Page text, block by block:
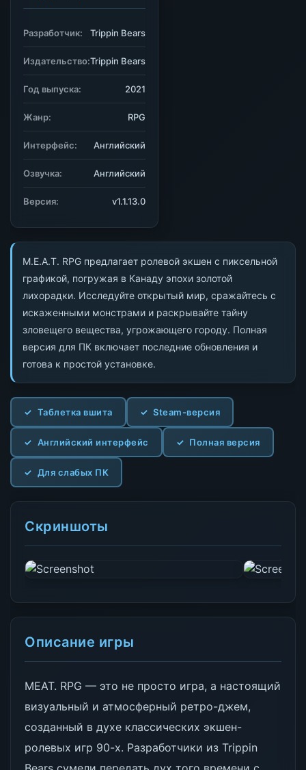
M.E.A.T. RPG предлагает ролевой экшен с пиксельной
графикой, погружая в Канаду эпохи золотой
лихорадки. Исследуйте открытый мир, сражайтесь с
искаженными монстрами и раскрывайте тайну
зловещего вещества, угрожающего городу. Полная
версия для ПК включает последние обновления и
готова к простой установке.
Таблетка вшита Steam-версия
Английский интерфейс Полная версия
Для слабых ПК
Скриншоты
Описание игры
МЕАТ. RPG — это не просто игра, а настоящий
визуальный и атмосферный ретро-джем,
созданный в духе классических экшен-
ролевых игр 90-х. Разработчики из Trippin
Разработчик: Trippin Bears
Издательство:Trippin Bears
Год выпуска: 2021
Жанр: RPG
Интерфейс: Английский
Озвучка: Английский
Версия: v1.1.13.0